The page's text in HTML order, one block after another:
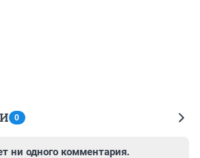
0
ни одного комментария.